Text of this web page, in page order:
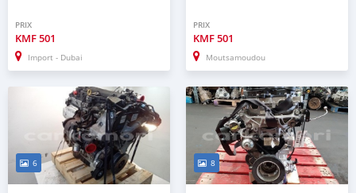
PRIX
KMF501
Import - Dubai
PRIX
KMF501
Moutsamoudou
6 8